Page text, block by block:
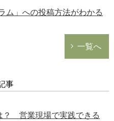
ム」への投稿方法がわかる
一覧へ
事
？ 営業現場で実践できる